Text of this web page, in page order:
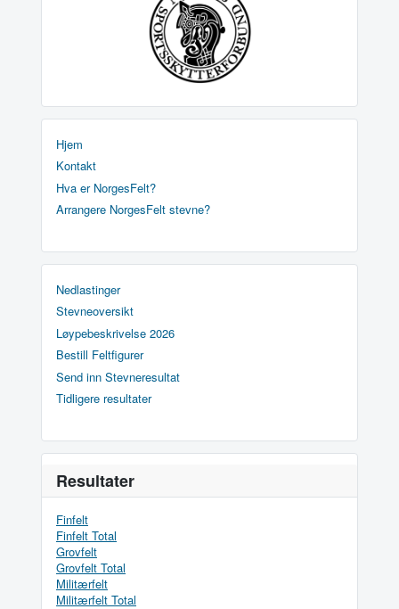
Hjem
Kontakt
Hva er NorgesFelt?
Arrangere NorgesFelt stevne?
Nedlastinger
Stevneoversikt
Løypebeskrivelse 2026
Bestill Feltfigurer
Send inn Stevneresultat
Tidligere resultater
Resultater
Finfelt
Finfelt Total
Grovfelt
Grovfelt Total
Militærfelt
Militærfelt Total